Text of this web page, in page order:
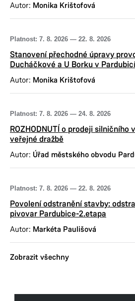
Autor: Monika Krištofová
Platnost: 7. 8. 2026 — 22. 8. 2026
Stanovení přechodné úpravy
Ducháčkové a U Borku v
Autor: Monika Krištofová
Platnost: 7. 8. 2026 — 24. 8. 2026
ROZHODNUTÍ o prodeji silničního
veřejné dražbě
Autor: Úřad městského obvodu
Platnost: 7. 8. 2026 — 22. 8. 2026
Povolení odstranění stavby:
pivovar Pardubice-2.etapa
Autor: Markéta Paulišová
Zobrazit všechny